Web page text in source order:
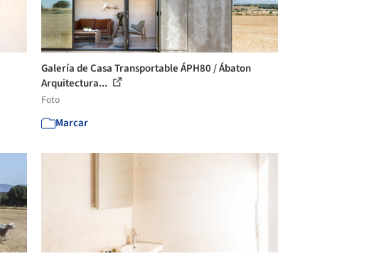
Galería de Casa Transportable ÁPH80 / Ábaton
Arquitectura...
Foto
Marcar